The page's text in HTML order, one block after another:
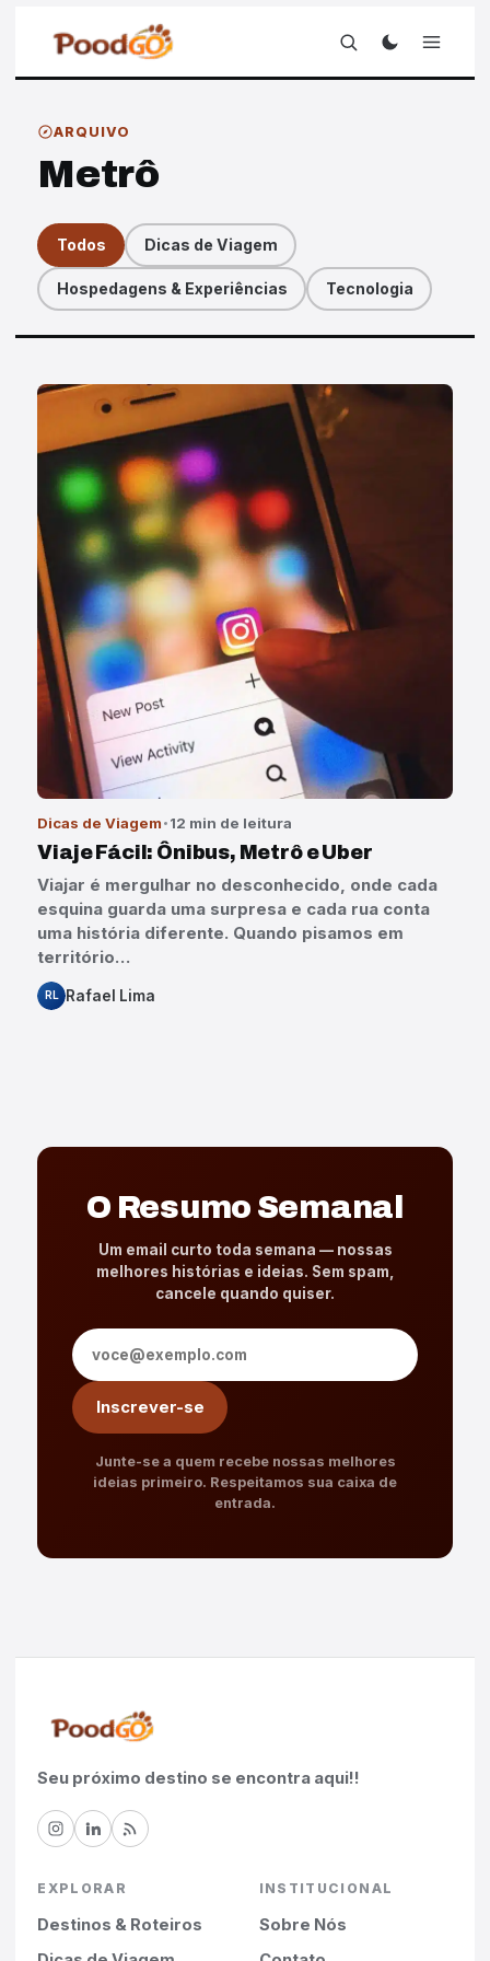
ARQUIVO
Metrô
Todos Dicas de Viagem
Hospedagens & Experiências Tecnologia
Artigos
Dicas de Viagem 12 min de leitura
Viaje Fácil: Ônibus, Metrô e Uber
Viajar é mergulhar no desconhecido, onde cada
esquina guarda uma surpresa e cada rua conta
uma história diferente. Quando pisamos em
território…
RL Rafael Lima
O Resumo Semanal
Um email curto toda semana — nossas
melhores histórias e ideias. Sem spam,
cancele quando quiser.
Endereço de e-mail
Inscrever-se
Junte-se a quem recebe nossas melhores
ideias primeiro. Respeitamos sua caixa de
entrada.
Seu próximo destino se encontra aqui!!
EXPLORAR
Destinos & Roteiros
INSTITUCIONAL
Sobre Nós